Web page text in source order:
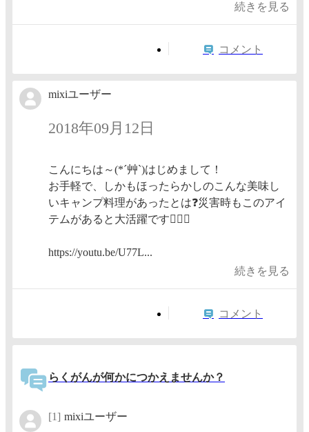
続きを見る
コメント
mixiユーザー
2018年09月12日
こんにちは～(*´艸`)はじめまして！
お手軽で、しかもほったらかしのこんな美味し
いキャンプ料理があったとは❓災害時もこのアイ
テムがあると大活躍です👍🏻✨
https://youtu.be/U77L...
続きを見る
コメント
らくがんが何かにつかえませんか？
[1] mixiユーザー